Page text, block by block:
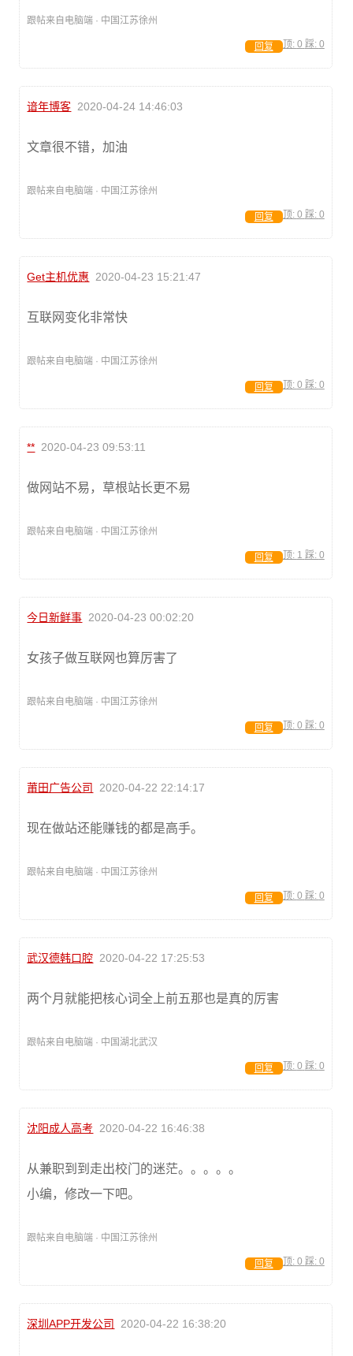
跟帖来自电脑端 · 中国江苏徐州
顶: 0 踩: 0
回复
谙年博客 2020-04-24 14:46:03
文章很不错，加油
跟帖来自电脑端 · 中国江苏徐州
顶: 0 踩: 0
回复
Get主机优惠 2020-04-23 15:21:47
互联网变化非常快
跟帖来自电脑端 · 中国江苏徐州
顶: 0 踩: 0
回复
** 2020-04-23 09:53:11
做网站不易，草根站长更不易
跟帖来自电脑端 · 中国江苏徐州
顶: 1 踩: 0
回复
今日新鲜事 2020-04-23 00:02:20
女孩子做互联网也算厉害了
跟帖来自电脑端 · 中国江苏徐州
顶: 0 踩: 0
回复
莆田广告公司 2020-04-22 22:14:17
现在做站还能赚钱的都是高手。
跟帖来自电脑端 · 中国江苏徐州
顶: 0 踩: 0
回复
武汉德韩口腔 2020-04-22 17:25:53
两个月就能把核心词全上前五那也是真的厉害
跟帖来自电脑端 · 中国湖北武汉
顶: 0 踩: 0
回复
沈阳成人高考 2020-04-22 16:46:38
从兼职到到走出校门的迷茫。。。。。
小编，修改一下吧。
跟帖来自电脑端 · 中国江苏徐州
顶: 0 踩: 0
回复
深圳APP开发公司 2020-04-22 16:38:20